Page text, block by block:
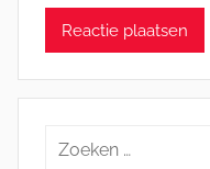
Zoeken